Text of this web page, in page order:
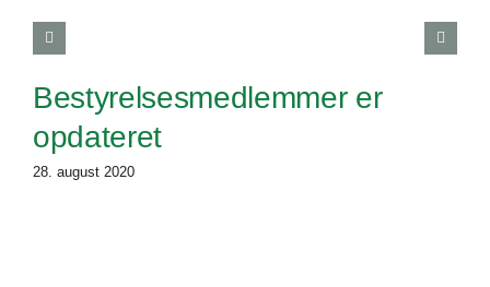
Bestyrelsesmedlemmer er
opdateret
28. august 2020